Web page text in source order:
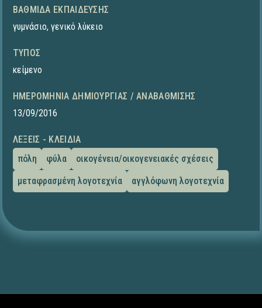
ΒΑΘΜΊΔΑ ΕΚΠΑΊΔΕΥΣΗΣ
γυμνάσιο, γενικό λύκειο
ΤΎΠΟΣ
κείμενο
ΗΜΕΡΟΜΗΝΊΑ ΔΗΜΙΟΥΡΓΊΑΣ / ΑΝΑΒΆΘΜΙΣΗΣ
13/09/2016
ΛΈΞΕΙΣ - ΚΛΕΙΔΙΆ
πόλη
φύλα
οικογένεια/οικογενειακές σχέσεις
μεταφρασμένη λογοτεχνία
αγγλόφωνη λογοτεχνία